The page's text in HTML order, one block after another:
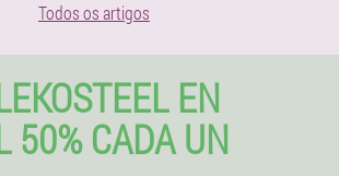
Todos os artigos
EN
50% CADA UN